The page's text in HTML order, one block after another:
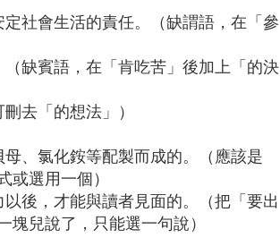
社會生活的責任。（缺謂語，在「參
缺賓語，在「肯吃苦」後加上「的決
去「的想法」）
、氯化銨等配製而成的。（應該是
選用一個）
後，才能與讀者見面的。（把「要出
兒說了，只能選一句說）